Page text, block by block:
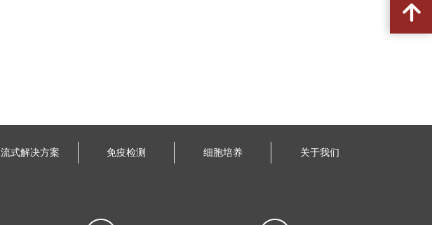
流式解决方案 免疫检测 细胞培养 关于我们
녕